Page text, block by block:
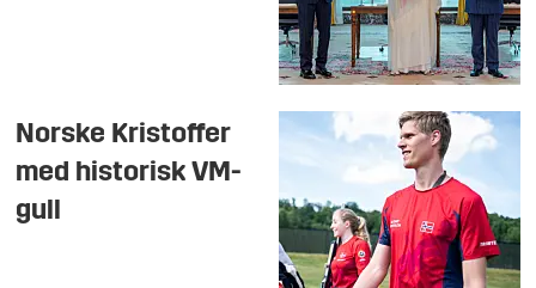
Norske Kristoffer
med historisk VM-
gull